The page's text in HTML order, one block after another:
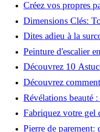
Créez vos propres
de la fabrication
Dimensions Clés:
salle de bains!
Dites adieu à la
vie plus simple!
Peinture d'escalier
tutoriel facile et
Découvrez 10
Naturelle avec le
Découvrez
incitent à être plus
Révélations beauté
insoupçonnés du
Fabriquez votre gel
simple et rapide à la
Pierre de parement: